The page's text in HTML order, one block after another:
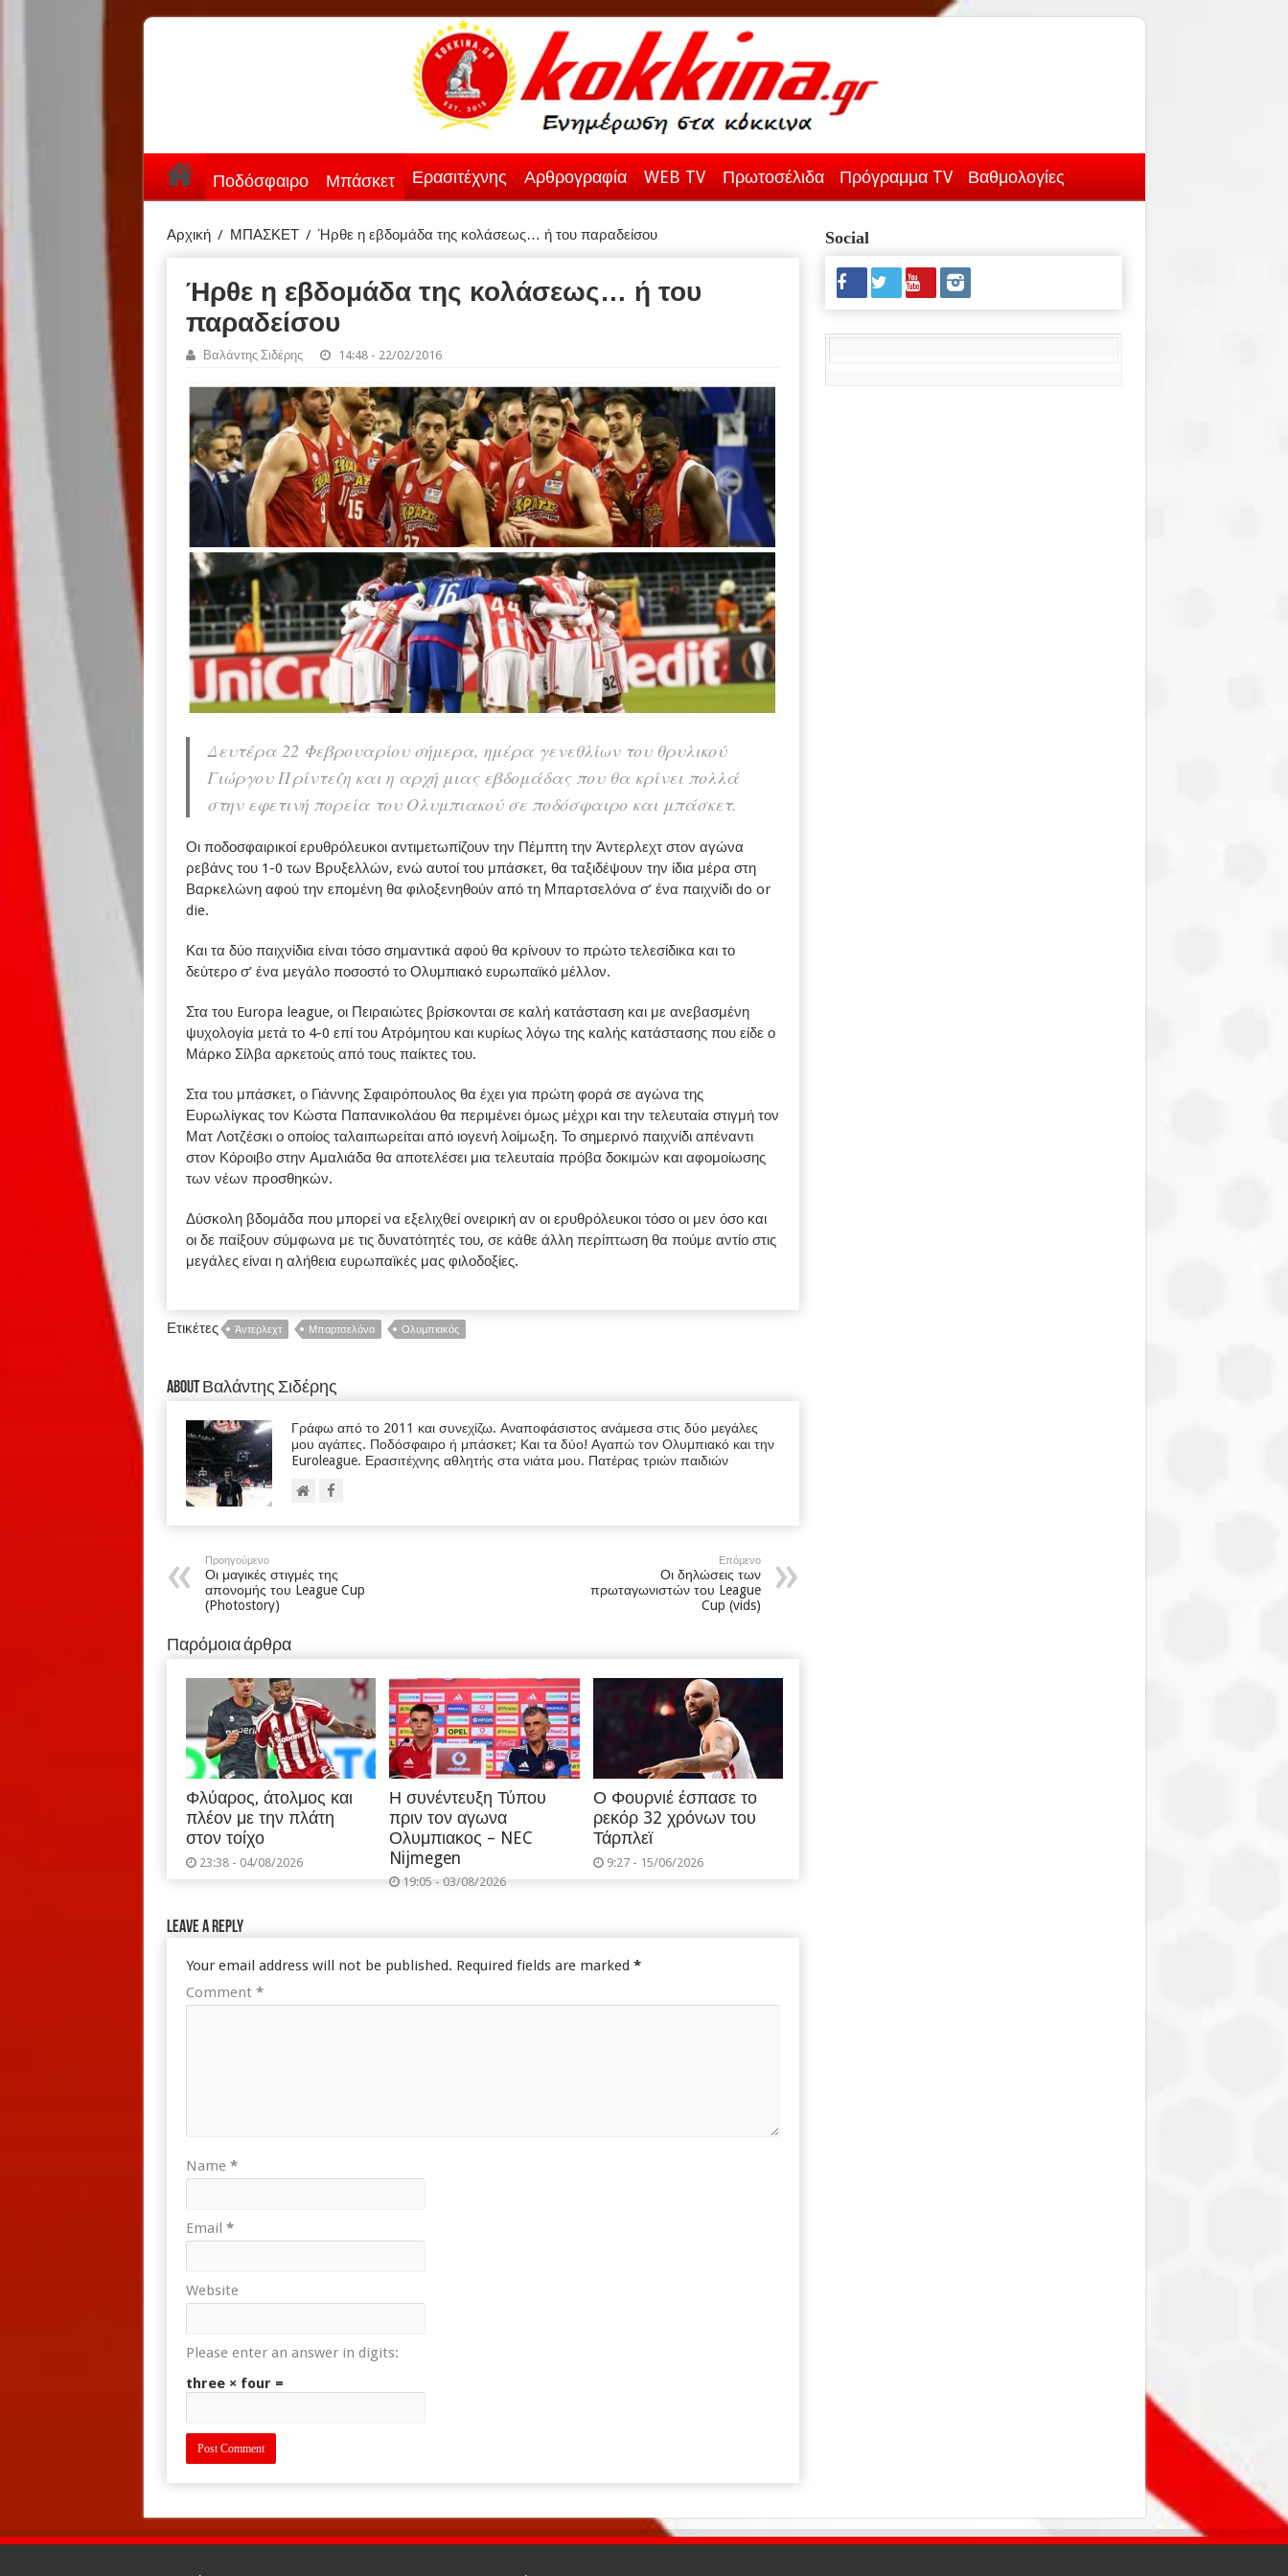
Ποδόσφαιρο Μπάσκετ Ερασιτέχνης Αρθρογραφία WEB TV Πρωτοσέλιδα Πρόγραμμα TV Βαθμολογίες
Αρχική / ΜΠΑΣΚΕΤ / Ήρθε η εβδομάδα της κολάσεως… ή του παραδείσου
Ήρθε η εβδομάδα της κολάσεως… ή του
παραδείσου
Βαλάντης Σιδέρης 14:48 - 22/02/2016
Δευτέρα 22 Φεβρουαρίου σήμερα, ημέρα γενεθλίων του θρυλικού
Γιώργου Πρίντεζη και η αρχή μιας εβδομάδας που θα κρίνει πολλά
στην εφετινή πορεία του Ολυμπιακού σε ποδόσφαιρο και μπάσκετ.
Οι ποδοσφαιρικοί ερυθρόλευκοι αντιμετωπίζουν την Πέμπτη την Άντερλεχτ στον αγώνα
ρεβάνς του 1-0 των Βρυξελλών, ενώ αυτοί του μπάσκετ, θα ταξιδέψουν την ίδια μέρα στη
Βαρκελώνη αφού την επομένη θα φιλοξενηθούν από τη Μπαρτσελόνα σ’ ένα παιχνίδι do or
die.
Και τα δύο παιχνίδια είναι τόσο σημαντικά αφού θα κρίνουν το πρώτο τελεσίδικα και το
δεύτερο σ’ ένα μεγάλο ποσοστό το Ολυμπιακό ευρωπαϊκό μέλλον.
Στα του Europa league, οι Πειραιώτες βρίσκονται σε καλή κατάσταση και με ανεβασμένη
ψυχολογία μετά το 4-0 επί του Ατρόμητου και κυρίως λόγω της καλής κατάστασης που είδε ο
Μάρκο Σίλβα αρκετούς από τους παίκτες του.
Στα του μπάσκετ, ο Γιάννης Σφαιρόπουλος θα έχει για πρώτη φορά σε αγώνα της
Ευρωλίγκας τον Κώστα Παπανικολάου θα περιμένει όμως μέχρι και την τελευταία στιγμή τον
Ματ Λοτζέσκι ο οποίος ταλαιπωρείται από ιογενή λοίμωξη. Το σημερινό παιχνίδι απέναντι
στον Κόροιβο στην Αμαλιάδα θα αποτελέσει μια τελευταία πρόβα δοκιμών και αφομοίωσης
των νέων προσθηκών.
Δύσκολη βδομάδα που μπορεί να εξελιχθεί ονειρική αν οι ερυθρόλευκοι τόσο οι μεν όσο και
οι δε παίξουν σύμφωνα με τις δυνατότητές του, σε κάθε άλλη περίπτωση θα πούμε αντίο στις
μεγάλες είναι η αλήθεια ευρωπαϊκές μας φιλοδοξίες.
Ετικέτες Άντερλεχτ Μπαρτσελόνα Ολυμπιακός
About Βαλάντης Σιδέρης
Γράφω από το 2011 και συνεχίζω. Αναποφάσιστος ανάμεσα στις δύο μεγάλες
μου αγάπες. Ποδόσφαιρο ή μπάσκετ; Και τα δύο! Αγαπώ τον Ολυμπιακό και την
Euroleague. Ερασιτέχνης αθλητής στα νιάτα μου. Πατέρας τριών παιδιών
Προηγούμενο
Οι μαγικές στιγμές της
απονομής του League Cup
(Photostory)
Επόμενο
Οι δηλώσεις των
πρωταγωνιστών του League
Cup (vids)
Παρόμοια άρθρα
Φλύαρος, άτολμος και
πλέον με την πλάτη
στον τοίχο
23:38 - 04/08/2026
Η συνέντευξη Τύπου
πριν τον αγωνα
Ολυμπιακος – NEC
Nijmegen
19:05 - 03/08/2026
Ο Φουρνιέ έσπασε το
ρεκόρ 32 χρόνων του
Τάρπλεϊ
9:27 - 15/06/2026
Leave a Reply
Your email address will not be published. Required fields are marked *
Comment *
Name *
Email *
Website
Please enter an answer in digits:
three × four =
Social